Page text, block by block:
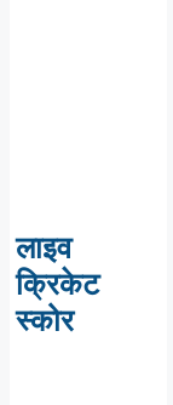
लाइव
क्रिकेट
स्कोर